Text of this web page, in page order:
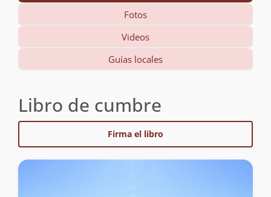
Fotos
Videos
Guías locales
Libro de cumbre
Firma el libro